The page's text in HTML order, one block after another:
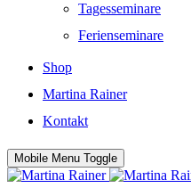
Tagesseminare
Ferienseminare
Shop
Martina Rainer
Kontakt
Mobile Menu Toggle